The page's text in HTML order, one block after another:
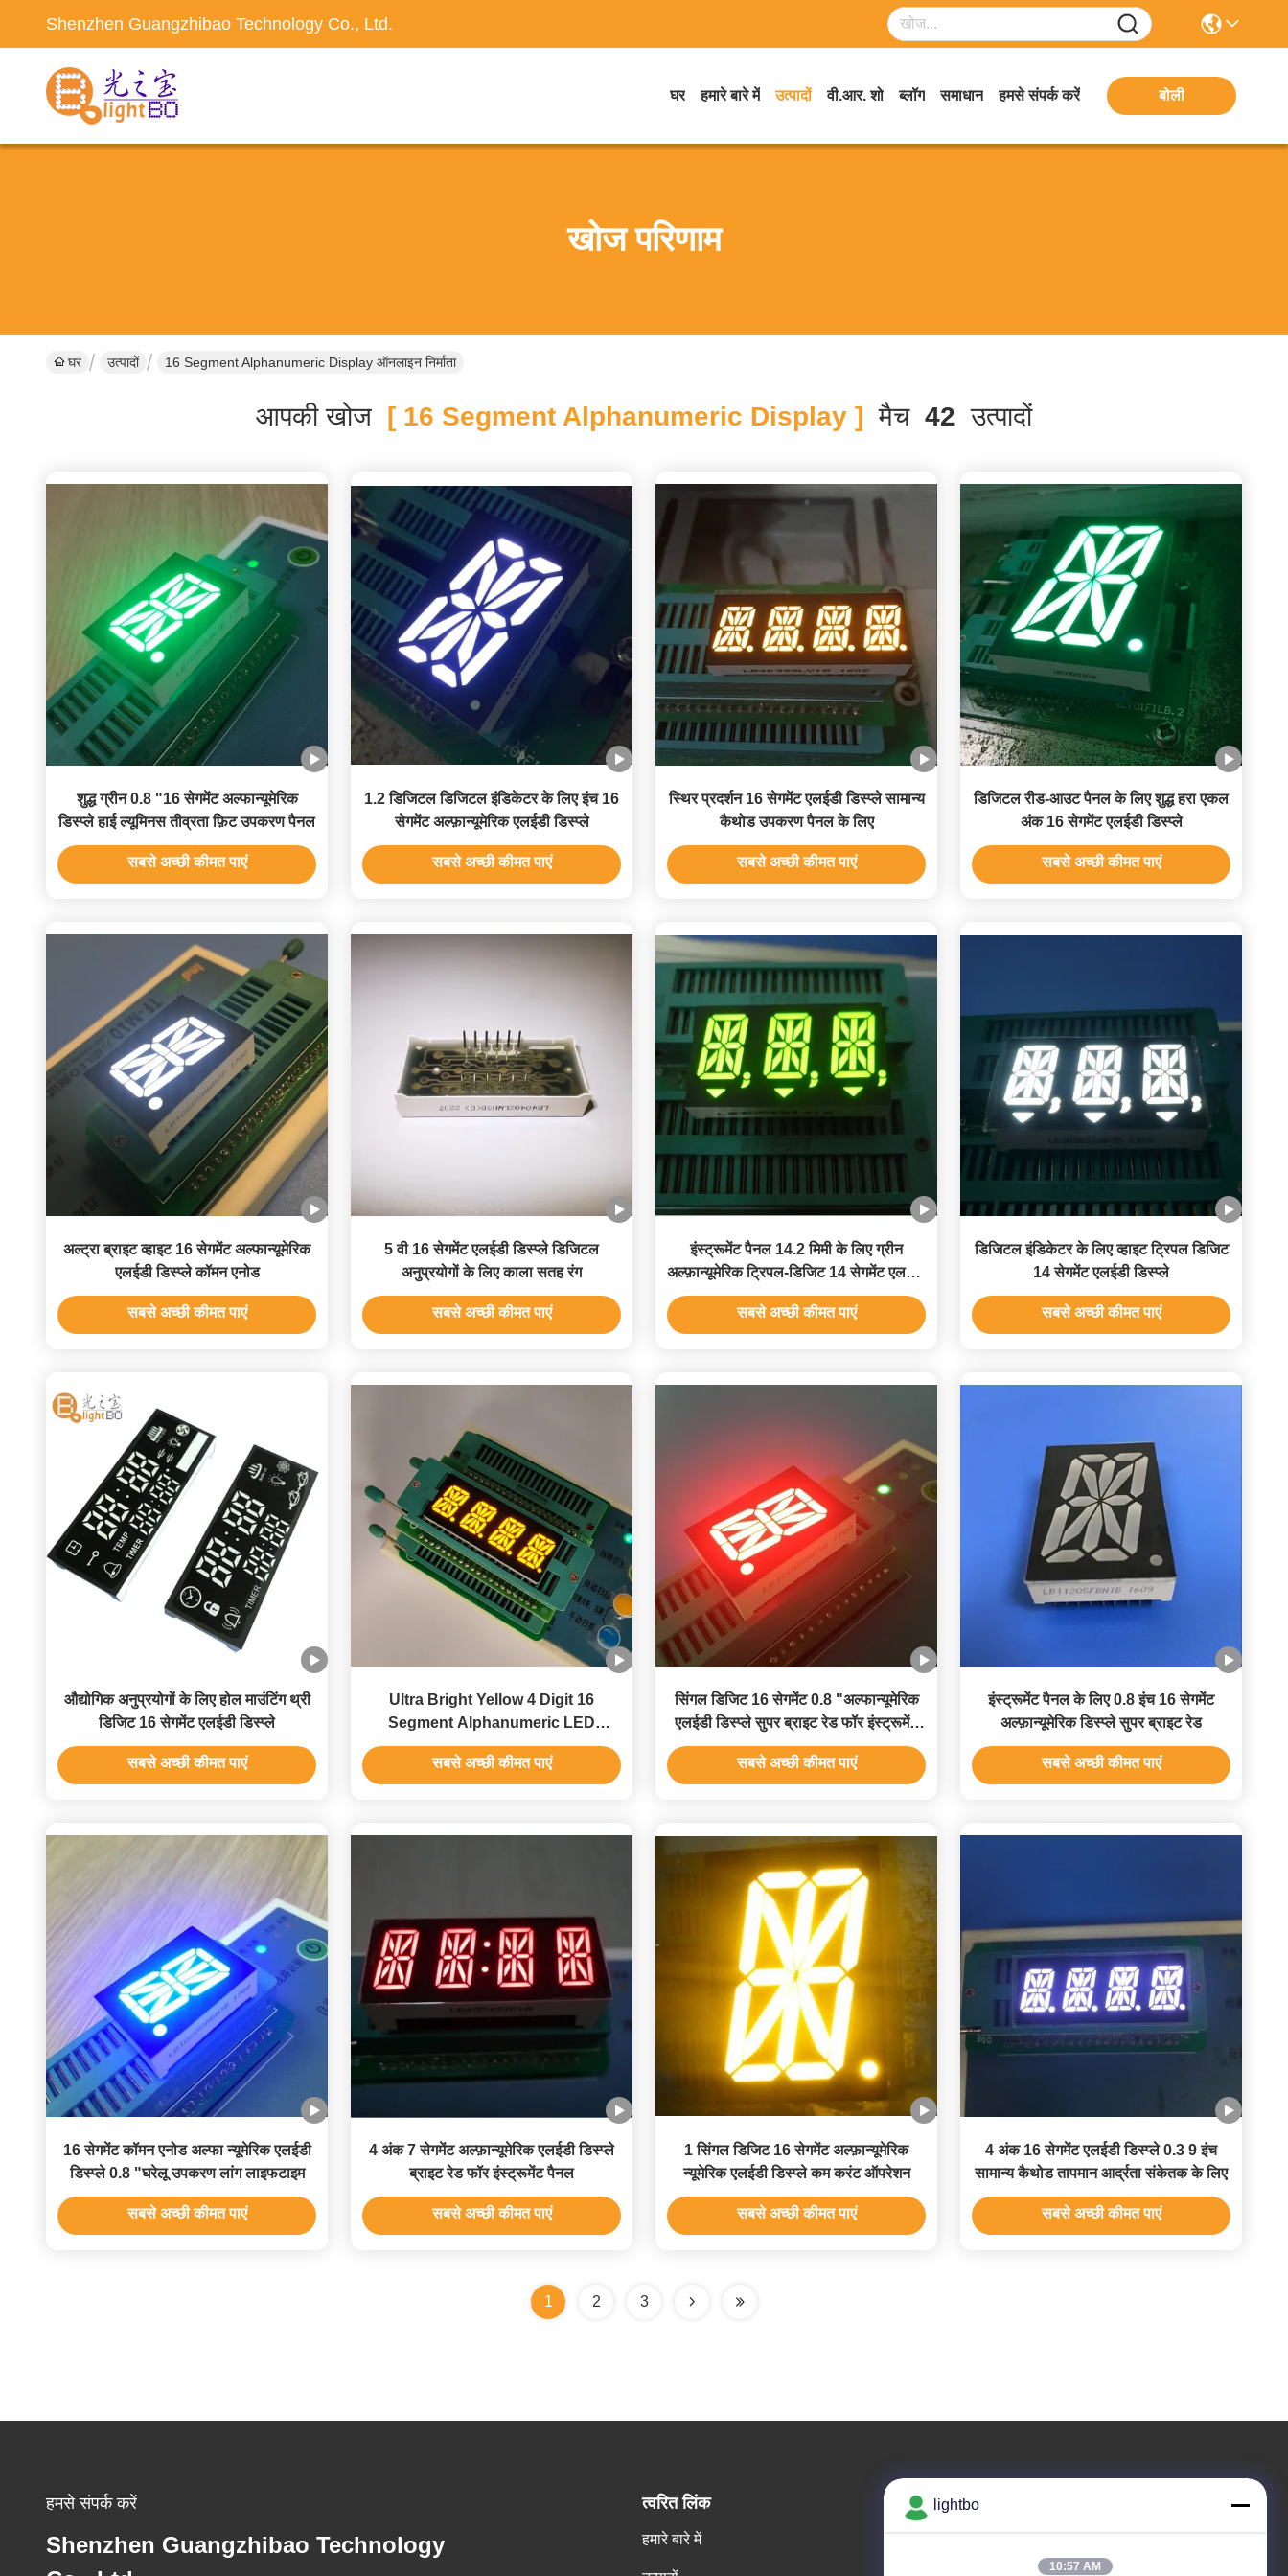
Shenzhen Guangzhibao Technology Co., Ltd.
घर हमारे बारे में उत्पादों वी.आर. शो ब्लॉग समाधान हमसे संपर्क करें बोली
खोज परिणाम
घर उत्पादों 16 Segment Alphanumeric Display ऑनलाइन निर्माता
आपकी खोज [ 16 Segment Alphanumeric Display ] मैच 42 उत्पादों
शुद्ध ग्रीन 0.8 "16 सेगमेंट अल्फान्यूमेरिक
डिस्प्ले हाई ल्यूमिनस तीव्रता फ़िट उपकरण पैनल
सबसे अच्छी कीमत पाएं
1.2 डिजिटल डिजिटल इंडिकेटर के लिए इंच 16
सेगमेंट अल्फ़ान्यूमेरिक एलईडी डिस्प्ले
सबसे अच्छी कीमत पाएं
स्थिर प्रदर्शन 16 सेगमेंट एलईडी डिस्प्ले सामान्य
कैथोड उपकरण पैनल के लिए
सबसे अच्छी कीमत पाएं
डिजिटल रीड-आउट पैनल के लिए शुद्ध हरा एकल
अंक 16 सेगमेंट एलईडी डिस्प्ले
सबसे अच्छी कीमत पाएं
अल्ट्रा ब्राइट व्हाइट 16 सेगमेंट अल्फान्यूमेरिक
एलईडी डिस्प्ले कॉमन एनोड
सबसे अच्छी कीमत पाएं
5 वी 16 सेगमेंट एलईडी डिस्प्ले डिजिटल
अनुप्रयोगों के लिए काला सतह रंग
सबसे अच्छी कीमत पाएं
इंस्ट्रूमेंट पैनल 14.2 मिमी के लिए ग्रीन
अल्फ़ान्यूमेरिक ट्रिपल-डिजिट 14 सेगमेंट एलईडी
डिस्प्ले
सबसे अच्छी कीमत पाएं
डिजिटल इंडिकेटर के लिए व्हाइट ट्रिपल डिजिट
14 सेगमेंट एलईडी डिस्प्ले
सबसे अच्छी कीमत पाएं
औद्योगिक अनुप्रयोगों के लिए होल माउंटिंग थ्री
डिजिट 16 सेगमेंट एलईडी डिस्प्ले
सबसे अच्छी कीमत पाएं
Ultra Bright Yellow 4 Digit 16
Segment Alphanumeric LED
Display for Instrument Panel
सबसे अच्छी कीमत पाएं
सिंगल डिजिट 16 सेगमेंट 0.8 "अल्फान्यूमेरिक
एलईडी डिस्प्ले सुपर ब्राइट रेड फॉर इंस्ट्रूमेंट
पैनल
सबसे अच्छी कीमत पाएं
इंस्ट्रूमेंट पैनल के लिए 0.8 इंच 16 सेगमेंट
अल्फ़ान्यूमेरिक डिस्प्ले सुपर ब्राइट रेड
सबसे अच्छी कीमत पाएं
16 सेगमेंट कॉमन एनोड अल्फा न्यूमेरिक एलईडी
डिस्प्ले 0.8 "घरेलू उपकरण लांग लाइफटाइम
सबसे अच्छी कीमत पाएं
4 अंक 7 सेगमेंट अल्फ़ान्यूमेरिक एलईडी डिस्प्ले
ब्राइट रेड फॉर इंस्ट्रूमेंट पैनल
सबसे अच्छी कीमत पाएं
1 सिंगल डिजिट 16 सेगमेंट अल्फ़ान्यूमेरिक
न्यूमेरिक एलईडी डिस्प्ले कम करंट ऑपरेशन
सबसे अच्छी कीमत पाएं
4 अंक 16 सेगमेंट एलईडी डिस्प्ले 0.3 9 इंच
सामान्य कैथोड तापमान आर्द्रता संकेतक के लिए
सबसे अच्छी कीमत पाएं
1 2 3
हमसे संपर्क करें
Shenzhen Guangzhibao Technology
त्वरित लिंक
हमारे बारे में
हमारा पता
कक्ष 308,3/F, भवन 1, BAIWANG अनुसंधान और विकास भवन,
lightbo
10:57 AM